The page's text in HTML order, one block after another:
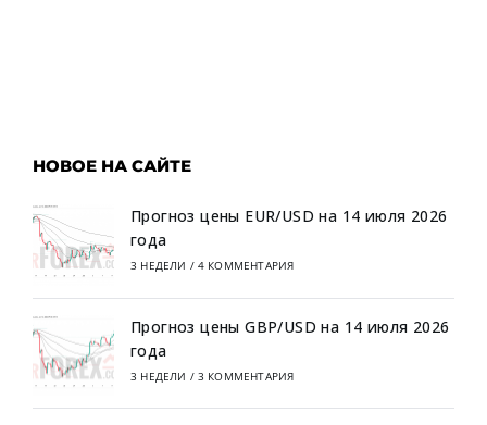
НОВОЕ НА САЙТЕ
Прогноз цены EUR/USD на 14 июля 2026
года
3 НЕДЕЛИ / 4 КОММЕНТАРИЯ
Прогноз цены GBP/USD на 14 июля 2026
года
3 НЕДЕЛИ / 3 КОММЕНТАРИЯ